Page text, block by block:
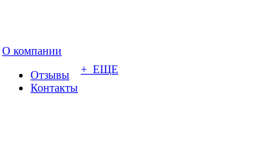
О компании
Отзывы
Контакты
+ ЕЩЕ